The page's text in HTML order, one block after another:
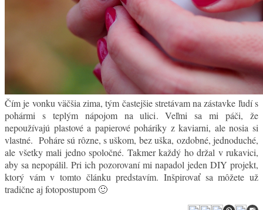
Čím je vonku väčšia zima, tým častejšie stretávam na zástavke ľudí s
pohármi s teplým nápojom na ulici. Veľmi sa mi páči, že
nepoužívajú plastové a papierové poháriky z kaviarni, ale nosia si
vlastné. Poháre sú rôzne, s uškom, bez uška, ozdobné, jednoduché,
ale všetky mali jedno spoločné. Takmer každý ho držal v rukavici,
aby sa nepopálil. Pri ich pozorovaní mi napadol jeden DIY projekt,
ktorý vám v tomto článku predstavím. Inšpirovať sa môžete už
tradične aj fotopostupom 🙂